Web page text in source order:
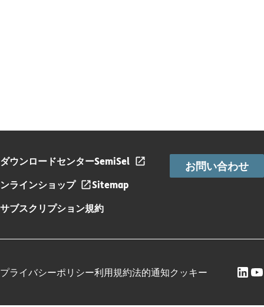
ダウンロードセンターSemiSel
ンラインショップ
Sitemap
サブスクリプション規約
お問い合わせ
プライバシーポリシー利用規約法的通知クッキー